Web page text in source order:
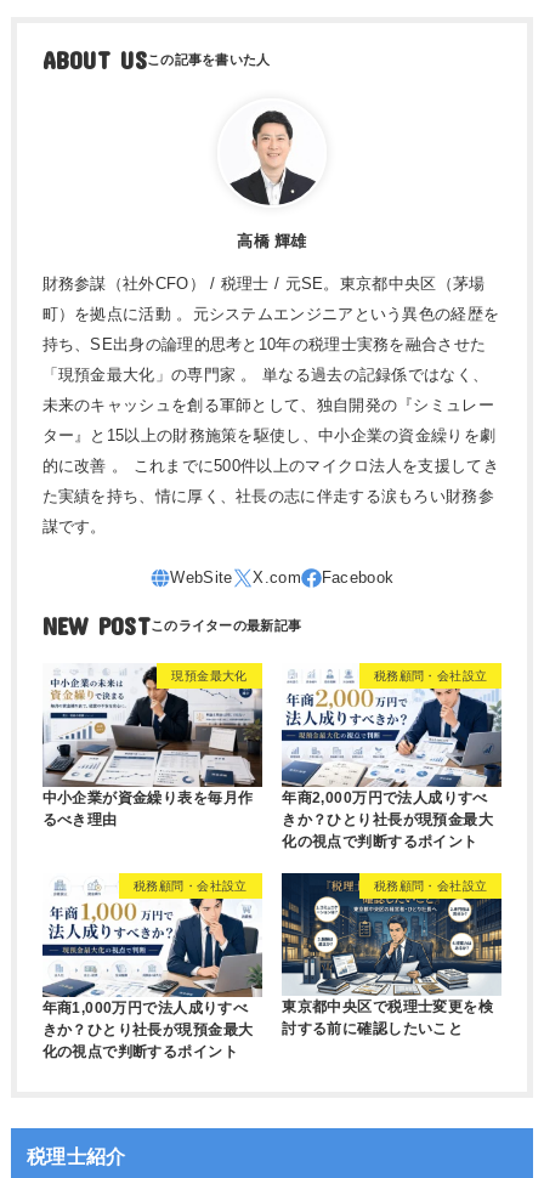
ABOUT US
高橋 輝雄
財務参謀（社外CFO） / 税理士 / 元SE。東京都中央区（茅場
町）を拠点に活動 。元システムエンジニアという異色の経歴を
持ち、SE出身の論理的思考と10年の税理士実務を融合させた
「現預金最大化」の専門家 。 単なる過去の記録係ではなく、
未来のキャッシュを創る軍師として、独自開発の『シミュレー
ター』と15以上の財務施策を駆使し、中小企業の資金繰りを劇
的に改善 。 これまでに500件以上のマイクロ法人を支援してき
た実績を持ち、情に厚く、社長の志に伴走する涙もろい財務参
謀です。
NEW POST
現預金最大化
中小企業が資金繰り表を毎月作
るべき理由
税務顧問・会社設立
年商2,000万円で法人成りすべ
きか？ひとり社長が現預金最大
化の視点で判断するポイント
税務顧問・会社設立
年商1,000万円で法人成りすべ
きか？ひとり社長が現預金最大
化の視点で判断するポイント
税務顧問・会社設立
東京都中央区で税理士変更を検
討する前に確認したいこと
税理士紹介